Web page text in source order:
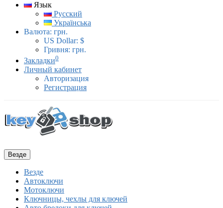
Язык
Русский
Українська
Валюта: грн.
US Dollar: $
Гривня: грн.
Закладки0
Личный кабинет
Авторизация
Регистрация
Везде
Везде
Автоключи
Мотоключи
Ключницы, чехлы для ключей